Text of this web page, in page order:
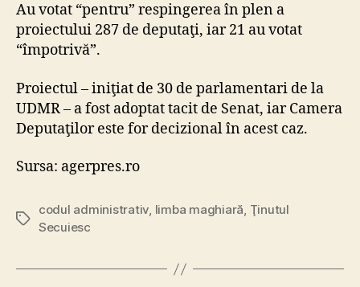
Au votat “pentru” respingerea în plen a
proiectului 287 de deputaţi, iar 21 au votat
“împotrivă”.
Proiectul – iniţiat de 30 de parlamentari de la
UDMR – a fost adoptat tacit de Senat, iar Camera
Deputaţilor este for decizional în acest caz.
Sursa: agerpres.ro
Tags
codul administrativ, limba maghiară, Ţinutul
Secuiesc